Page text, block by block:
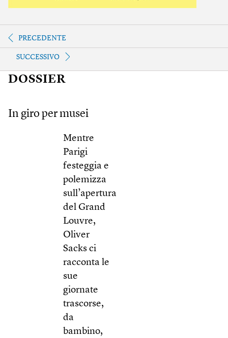
PRECEDENTE
SUCCESSIVO
DOSSIER
In giro per musei
Mentre
Parigi
festeggia e
polemizza
sull’apertura
del Grand
Louvre,
Oliver
Sacks ci
racconta le
sue
giornate
trascorse,
da
bambino,